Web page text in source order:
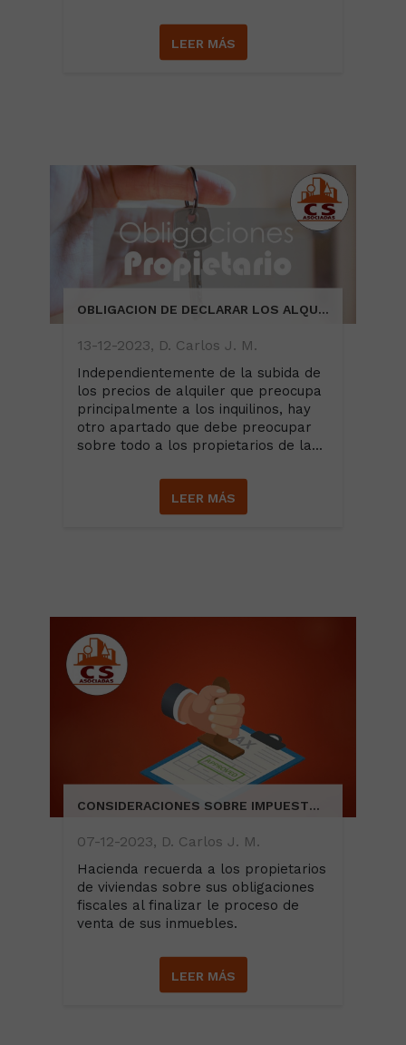
LEER MÁS
OBLIGACION DE DECLARAR LOS ALQUILERES POR PARTE DE LOS PROPIETARIOS DE LAS VIVIENDAS
13-12-2023, D. Carlos J. M.
Independientemente de la subida de
los precios de alquiler que preocupa
principalmente a los inquilinos, hay
otro apartado que debe preocupar
sobre todo a los propietarios de la...
LEER MÁS
CONSIDERACIONES SOBRE IMPUESTOS A PAGAR POR LA VENTA DE UNA VIVIENDA
07-12-2023, D. Carlos J. M.
Hacienda recuerda a los propietarios
de viviendas sobre sus obligaciones
fiscales al finalizar le proceso de
venta de sus inmuebles.
LEER MÁS